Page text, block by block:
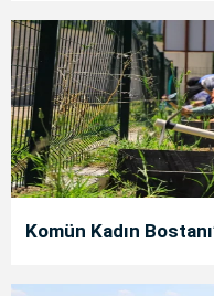
Komün Kadın